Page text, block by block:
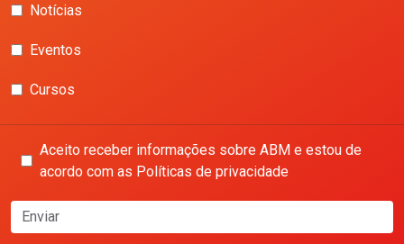
Notícias
Eventos
Cursos
Aceito receber informações sobre ABM e estou de
acordo com as Políticas de privacidade
Enviar